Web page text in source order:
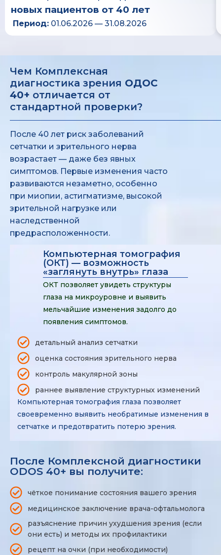
новых пациентов от 40 лет
Период:01.06.2026 — 31.08.2026
Чем Комплексная
диагностика зрения ОДОС
40+ отличается от
стандартной проверки?
После 40 лет риск заболеваний
сетчатки и зрительного нерва
возрастает — даже без явных
симптомов. Первые изменения часто
развиваются незаметно, особенно
при миопии, астигматизме, высокой
зрительной нагрузке или
наследственной
предрасположенности.
Компьютерная томография
(ОКТ) — возможность
«заглянуть внутрь» глаза
ОКТ позволяет увидеть структуры
глаза на микроуровне и выявить
мельчайшие изменения задолго до
появления симптомов.
детальный анализ сетчатки
оценка состояния зрительного нерва
контроль макулярной зоны
раннее выявление структурных изменений
Компьютерная томография глаза позволяет
своевременно выявить необратимые изменения в
сетчатке и предотвратить потерю зрения.
После Комплексной диагностики
ODOS 40+ вы получите:
чёткое понимание состояния вашего зрения
медицинское заключение врача-офтальмолога
разъяснение причин ухудшения зрения (если
они есть) и методы их профилактики
рецепт на очки (при необходимости)